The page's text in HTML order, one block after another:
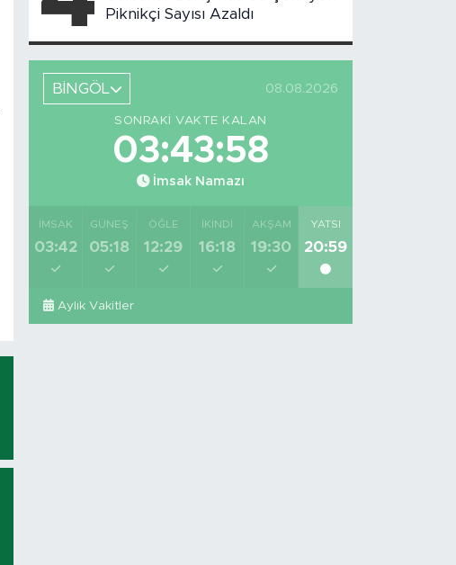
Piknikçi Sayısı Azaldı
BİNGÖL 08.08.2026
SONRAKI VAKTE KALAN
03:43:57
İmsak Namazı
İMSAK
03:42
GÜNEŞ
05:18
ÖĞLE
12:29
İKINDI
16:18
AKŞAM
19:30
YATSI
20:59
Aylık Vakitler